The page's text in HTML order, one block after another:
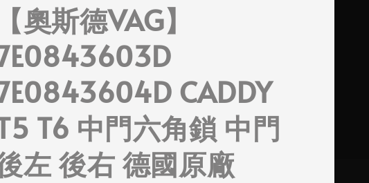
【奧斯德VAG】
CADDY
T6 中門六角鎖 中門
左 後右 德國原廠